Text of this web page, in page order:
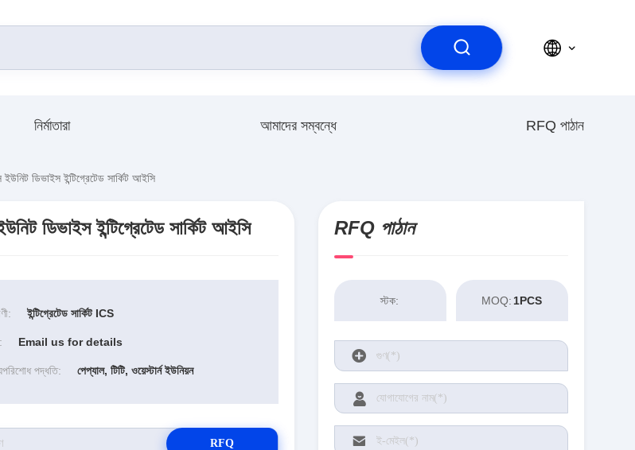
নির্মাতারা আমাদের সম্বন্ধে RFQ পাঠান
ডিভাইস ইন্টিগ্রেটেড সার্কিট আইসি
ডিভাইস ইন্টিগ্রেটেড সার্কিট আইসি
ইন্টিগ্রেটেড সার্কিট ICS
Email us for details
পদ্ধতি: পেপ্যাল, টিটি, ওয়েস্টার্ন ইউনিয়ন
RFQ
RFQ পাঠান
স্টক: MOQ: 1PCS